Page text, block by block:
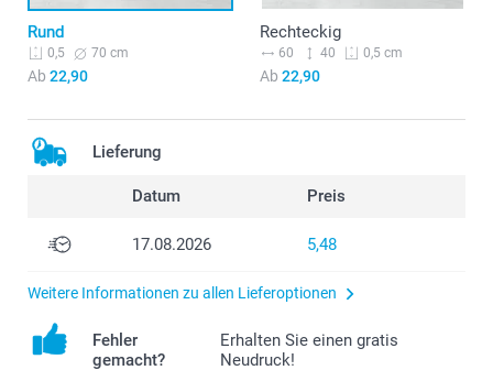
Rund
0,5 70 cm
Ab 22,90
Rechteckig
60 40 0,5 cm
Ab 22,90
Lieferung
Datum Preis
17.08.2026 5,48
Weitere Informationen zu allen Lieferoptionen
Fehler
gemacht?
Erhalten Sie einen gratis
Neudruck!